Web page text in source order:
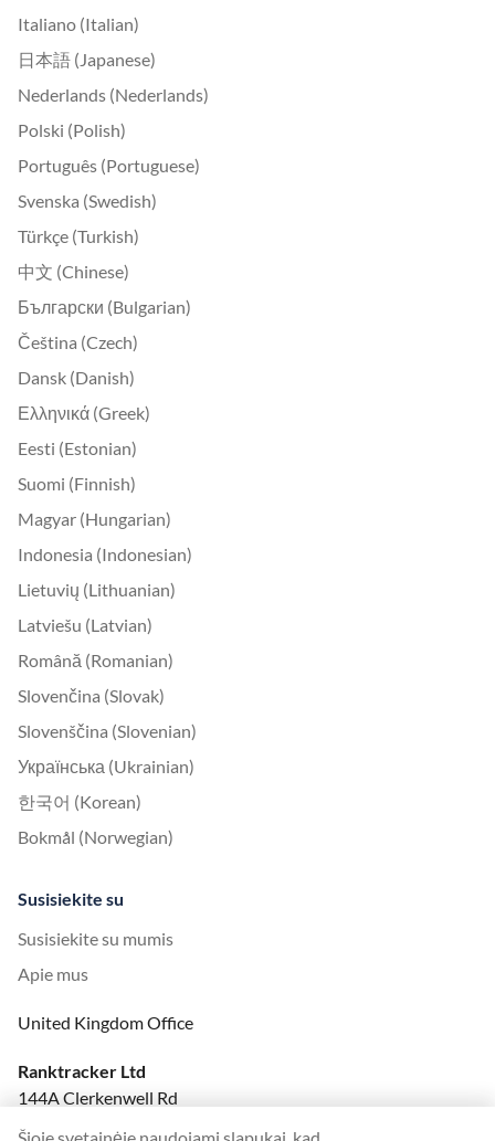
Italiano (Italian)
日本語 (Japanese)
Nederlands (Nederlands)
Polski (Polish)
Português (Portuguese)
Svenska (Swedish)
Türkçe (Turkish)
中文 (Chinese)
Български (Bulgarian)
Čeština (Czech)
Dansk (Danish)
Ελληνικά (Greek)
Eesti (Estonian)
Suomi (Finnish)
Magyar (Hungarian)
Indonesia (Indonesian)
Lietuvių (Lithuanian)
Latviešu (Latvian)
Română (Romanian)
Slovenčina (Slovak)
Slovenščina (Slovenian)
Українська (Ukrainian)
한국어 (Korean)
Bokmål (Norwegian)
Susisiekite su
Susisiekite su mumis
Apie mus
United Kingdom Office
Ranktracker Ltd
144A Clerkenwell Rd